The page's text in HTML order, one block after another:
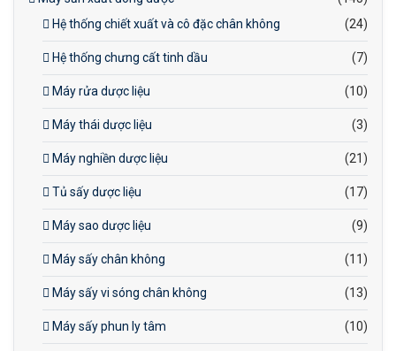
Hệ thống chiết xuất và cô đặc chân không
(24)
Hệ thống chưng cất tinh dầu (7)
Máy rửa dược liệu (10)
Máy thái dược liệu (3)
Máy nghiền dược liệu (21)
Tủ sấy dược liệu (17)
Máy sao dược liệu (9)
Máy sấy chân không (11)
Máy sấy vi sóng chân không (13)
Máy sấy phun ly tâm (10)